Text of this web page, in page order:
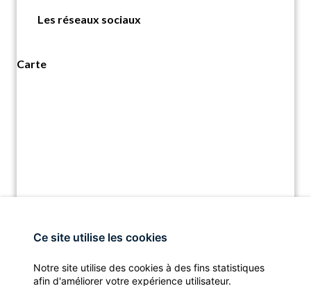
Les réseaux sociaux
Carte
Ce site utilise les cookies
Notre site utilise des cookies à des fins statistiques
afin d'améliorer votre expérience utilisateur.